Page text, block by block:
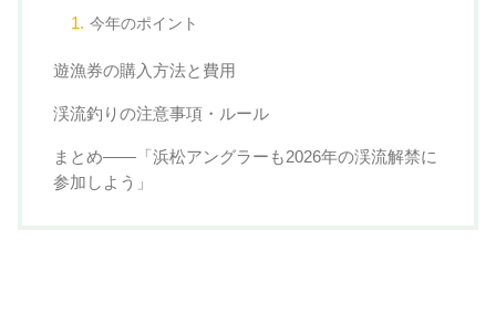
今年のポイント
遊漁券の購入方法と費用
渓流釣りの注意事項・ルール
まとめ——「浜松アングラーも2026年の渓流解禁に
参加しよう」